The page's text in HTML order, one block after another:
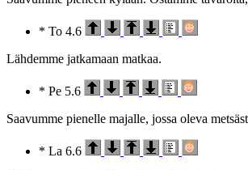
* To 4.6
Lähdemme jatkamaan matkaa.
* Pe 5.6
Saavumme pienelle majalle, jossa oleva
* La 6.6